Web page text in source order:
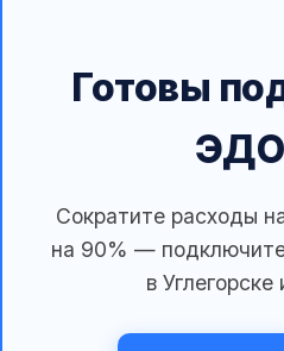
Готовы
Сократите расходы
на 90% —
в Углегорске